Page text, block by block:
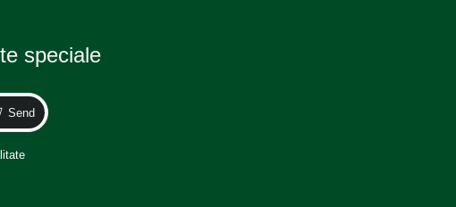
speciale
Send